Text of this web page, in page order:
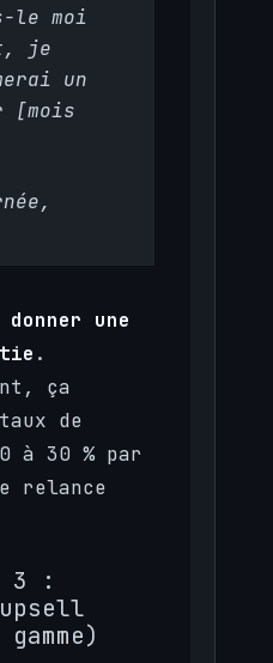
le moi
je
un
[mois
donner une
.
ça
de
à 30 % par
relance
3 :